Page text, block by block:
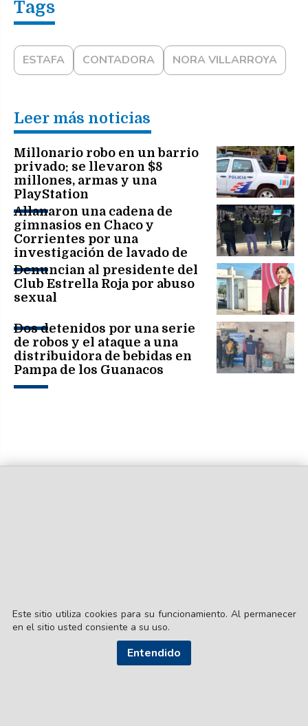
ESTAFA CONTADORA NORA VILLARROYA
Leer más noticias
Millonario robo en un barrio
privado: se llevaron $8
millones, armas y una
PlayStation
Allanaron una cadena de
gimnasios en Chaco y
Corrientes por una
investigación de lavado de
activos
Denuncian al presidente del
Club Estrella Roja por abuso
sexual
Dos detenidos por una serie
de robos y el ataque a una
distribuidora de bebidas en
Pampa de los Guanacos
Este sitio utiliza cookies para su funcionamiento. Al permanecer
en el sitio usted consiente a su uso.
Entendido